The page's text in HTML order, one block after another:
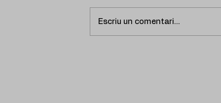
Escriu un comentari...